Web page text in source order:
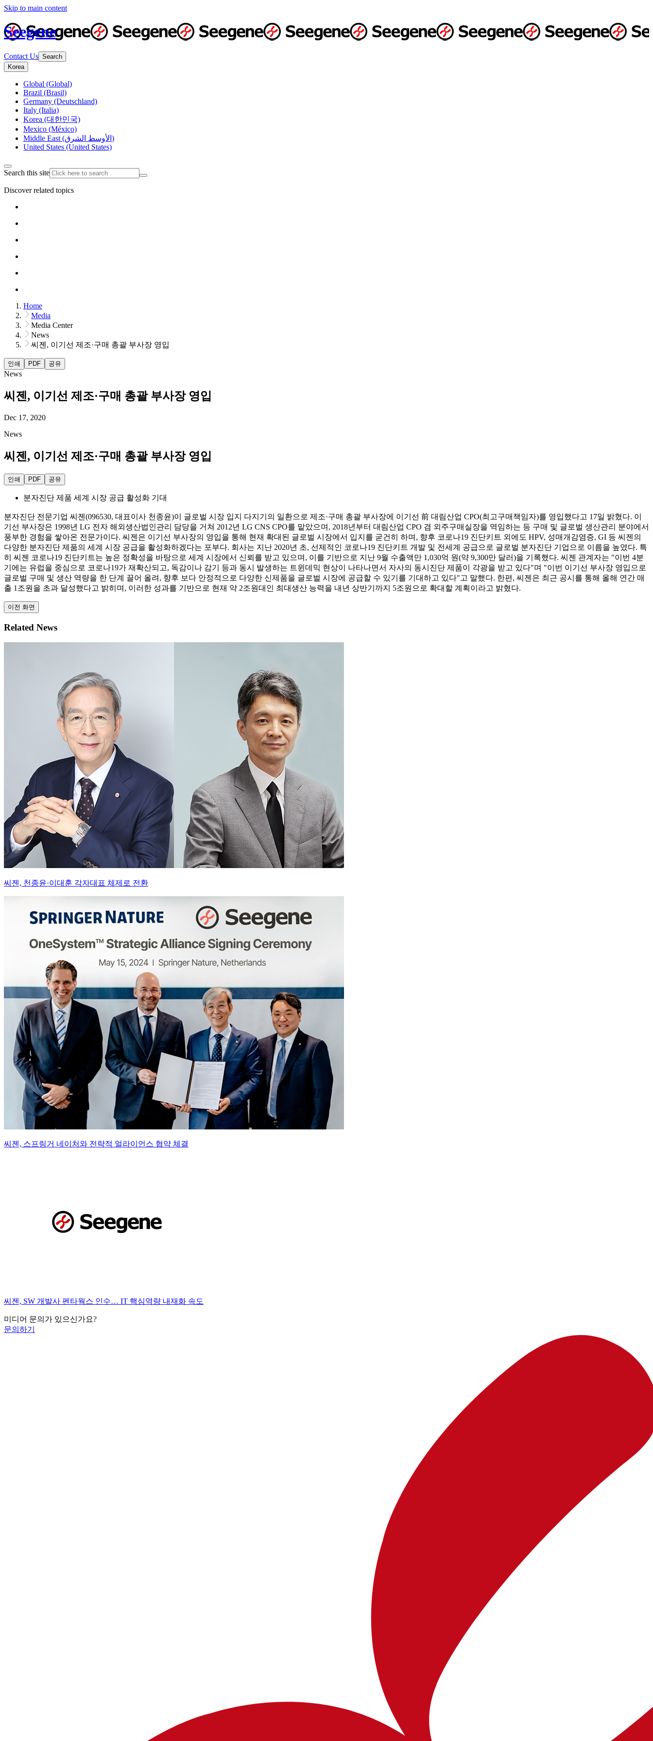
Skip to main content
Seegene
Contact Us Search
Korea
Global (Global)
Brazil (Brasil)
Germany (Deutschland)
Italy (Italia)
Korea (대한민국)
Mexico (México)
Middle East (الأوسط الشرق)
United States (United States)
Search this site
Discover related topics
Home
Media
Media Center
News
씨젠, 이기선 제조·구매 총괄 부사장 영입
인쇄 PDF 공유
News
씨젠, 이기선 제조·구매 총괄 부사장 영입
Dec 17, 2020
News
씨젠, 이기선 제조·구매 총괄 부사장 영입
인쇄 PDF 공유
분자진단 제품 세계 시장 공급 활성화 기대
분자진단 전문기업 씨젠(096530, 대표이사 천종윤)이 글로벌 시장 입지 다지기의 일환으로 제조·구매 총괄 부사장에 이기선 前 대림산업 CPO(최고구매책임자)를 영입했다고 17일 밝혔다. 이
기선 부사장은 1998년 LG 전자 해외생산법인관리 담당을 거쳐 2012년 LG CNS CPO를 맡았으며, 2018년부터 대림산업 CPO 겸 외주구매실장을 역임하는 등 구매 및 글로벌 생산관리 분야에서
풍부한 경험을 쌓아온 전문가이다. 씨젠은 이기선 부사장의 영입을 통해 현재 확대된 글로벌 시장에서 입지를 굳건히 하며, 향후 코로나19 진단키트 외에도 HPV, 성매개감염증, GI 등 씨젠의
다양한 분자진단 제품의 세계 시장 공급을 활성화하겠다는 포부다. 회사는 지난 2020년 초, 선제적인 코로나19 진단키트 개발 및 전세계 공급으로 글로벌 분자진단 기업으로 이름을 높였다. 특
히 씨젠 코로나19 진단키트는 높은 정확성을 바탕으로 세계 시장에서 신뢰를 받고 있으며, 이를 기반으로 지난 9월 수출액만 1,030억 원(약 9,300만 달러)을 기록했다. 씨젠 관계자는 "이번 4분
기에는 유럽을 중심으로 코로나19가 재확산되고, 독감이나 감기 등과 동시 발생하는 트윈데믹 현상이 나타나면서 자사의 동시진단 제품이 각광을 받고 있다"며 "이번 이기선 부사장 영입으로
글로벌 구매 및 생산 역량을 한 단계 끌어 올려, 향후 보다 안정적으로 다양한 신제품을 글로벌 시장에 공급할 수 있기를 기대하고 있다"고 말했다. 한편, 씨젠은 최근 공시를 통해 올해 연간 매
출 1조원을 초과 달성했다고 밝히며, 이러한 성과를 기반으로 현재 약 2조원대인 최대생산 능력을 내년 상반기까지 5조원으로 확대할 계획이라고 밝혔다.
이전 화면
Related News
씨젠, 천종윤·이대훈 각자대표 체제로 전환
씨젠, 스프링거 네이처와 전략적 얼라이언스 협약 체결
씨젠, SW 개발사 펜타웍스 인수… IT 핵심역량 내재화 속도
미디어 문의가 있으신가요?
문의하기